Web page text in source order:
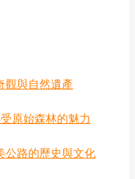
觀與自然遺產
原始森林的魅力
公路的歷史與文化